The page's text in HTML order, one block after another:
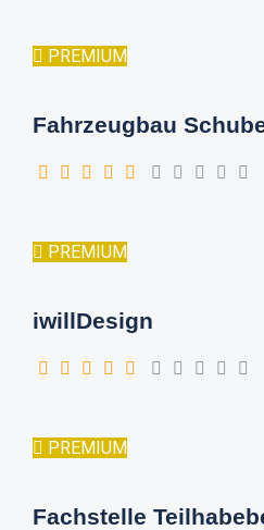
PREMIUM
Fahrzeugbau
PREMIUM
iwillDesign
PREMIUM
Fachstelle